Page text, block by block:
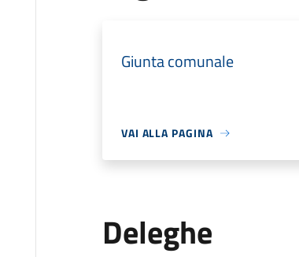
Giunta comunale
VAI ALLA PAGINA
Deleghe